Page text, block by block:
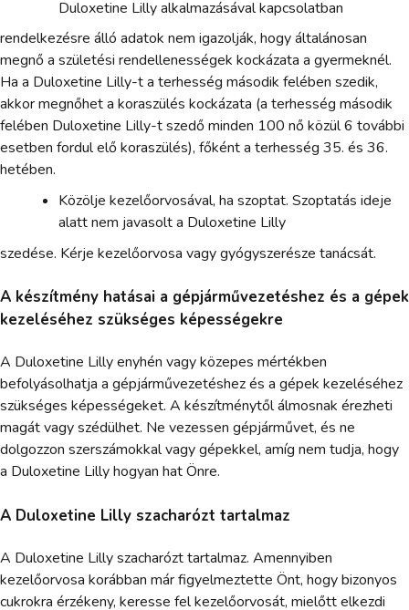
Duloxetine Lilly alkalmazásával kapcsolatban
rendelkezésre álló adatok nem igazolják, hogy általánosan
megnő a születési rendellenességek kockázata a gyermeknél.
Ha a Duloxetine Lilly-t a terhesség második felében szedik,
akkor megnőhet a koraszülés kockázata (a terhesség második
felében Duloxetine Lilly-t szedő minden 100 nő közül 6 további
esetben fordul elő koraszülés), főként a terhesség 35. és 36.
hetében.
Közölje kezelőorvosával, ha szoptat. Szoptatás ideje
alatt nem javasolt a Duloxetine Lilly
szedése. Kérje kezelőorvosa vagy gyógyszerésze tanácsát.
A készítmény hatásai a gépjárművezetéshez és a gépek
kezeléséhez szükséges képességekre
A Duloxetine Lilly enyhén vagy közepes mértékben
befolyásolhatja a gépjárművezetéshez és a gépek kezeléséhez
szükséges képességeket. A készítménytől álmosnak érezheti
magát vagy szédülhet. Ne vezessen gépjárművet, és ne
dolgozzon szerszámokkal vagy gépekkel, amíg nem tudja, hogy
a Duloxetine Lilly hogyan hat Önre.
A Duloxetine Lilly szacharózt tartalmaz
A Duloxetine Lilly szacharózt tartalmaz. Amennyiben
kezelőorvosa korábban már figyelmeztette Önt, hogy bizonyos
cukrokra érzékeny, keresse fel kezelőorvosát, mielőtt elkezdi